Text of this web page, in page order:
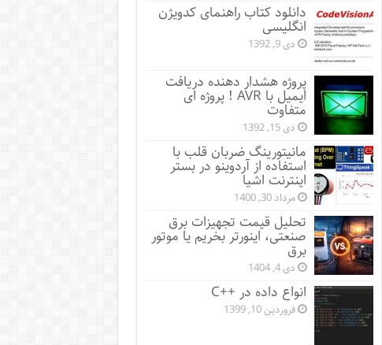
دانلود کتاب راهنمای کدویژن
انگلیسی
دی 9, 1392
پروژه هشدار دهنده دریافت
ایمیل با AVR ! پروژه ای
متفاوت
دی 15, 1392
مانیتورینگ ضربان قلب با
استفاده از آردوینو در بستر
اینترنت اشیا
مرداد 30, 1400
تحلیل قیمت تجهیزات برق
صنعتی، اینورتر بخریم یا موتور
برق
دی 4, 1404
انواع داده در ++C
فروردین 10, 1399